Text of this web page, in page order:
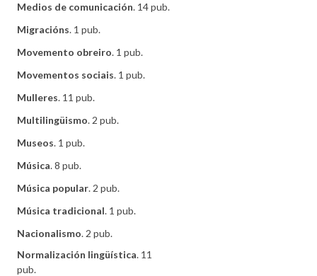
Medios de comunicación. 14 pub.
Migracións. 1 pub.
Movemento obreiro. 1 pub.
Movementos sociais. 1 pub.
Mulleres. 11 pub.
Multilingüismo. 2 pub.
Museos. 1 pub.
Música. 8 pub.
Música popular. 2 pub.
Música tradicional. 1 pub.
Nacionalismo. 2 pub.
Normalización lingüística. 11
pub.